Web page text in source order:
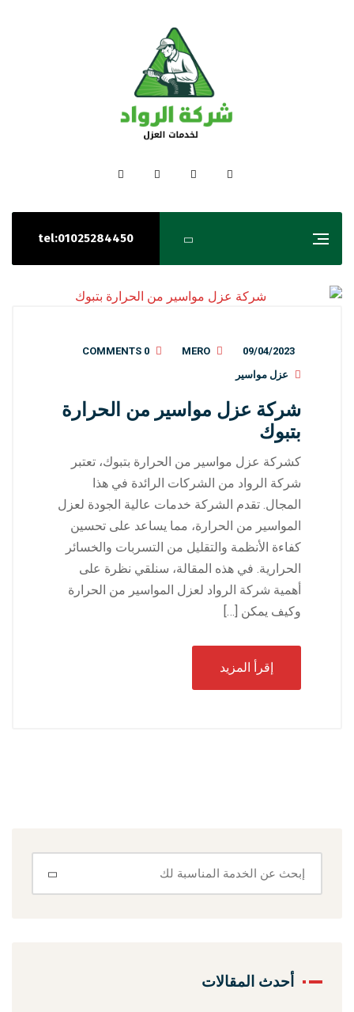
tel:01025284450
09/04/2023
MERO
0 COMMENTS
عزل مواسير
شركة عزل مواسير من الحرارة
بتبوك
كشركة عزل مواسير من الحرارة بتبوك، تعتبر
شركة الرواد من الشركات الرائدة في هذا
المجال. تقدم الشركة خدمات عالية الجودة لعزل
المواسير من الحرارة، مما يساعد على تحسين
كفاءة الأنظمة والتقليل من التسربات والخسائر
الحرارية. في هذه المقالة، سنلقي نظرة على
أهمية شركة الرواد لعزل المواسير من الحرارة
وكيف يمكن […]
إقرأ المزيد
أحدث المقالات